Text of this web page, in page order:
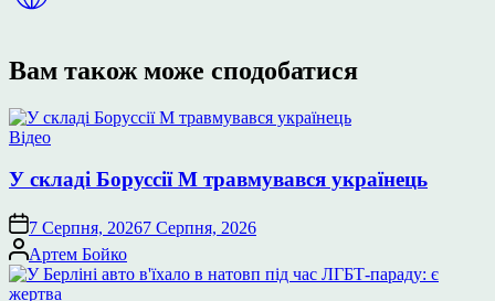
Вам також може сподобатися
Опублікувати
Відео
У складі Боруссії М травмувався українець
7 Серпня, 20267 Серпня, 2026
Опубліковано
Артем Бойко